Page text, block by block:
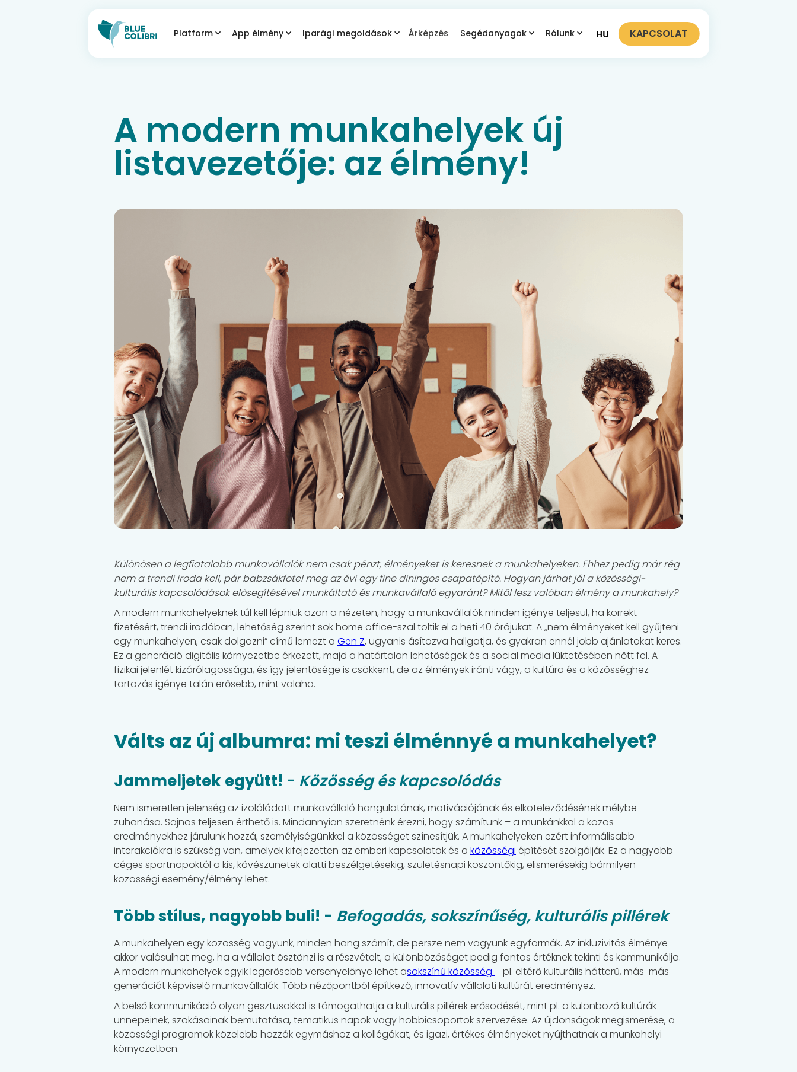
Platform App élmény Iparági megoldások Árképzés Segédanyagok Rólunk HU KAPCSOLAT
A modern munkahelyek új
listavezetője: az élmény!
Különösen a legfiatalabb munkavállalók nem csak pénzt, élményeket is keresnek a munkahelyeken. Ehhez pedig már rég
nem a trendi iroda kell, pár babzsákfotel meg az évi egy fine diningos csapatépítő. Hogyan járhat jól a közösségi-
kulturális kapcsolódások elősegítésével munkáltató és munkavállaló egyaránt? Mitől lesz valóban élmény a munkahely?
A modern munkahelyeknek túl kell lépniük azon a nézeten, hogy a munkavállalók minden igénye teljesül, ha korrekt
fizetésért, trendi irodában, lehetőség szerint sok home office-szal töltik el a heti 40 órájukat. A „nem élményeket kell gyűjteni
egy munkahelyen, csak dolgozni” című lemezt a Gen Z, ugyanis ásítozva hallgatja, és gyakran ennél jobb ajánlatokat keres.
Ez a generáció digitális környezetbe érkezett, majd a határtalan lehetőségek és a social media lüktetésében nőtt fel. A
fizikai jelenlét kizárólagossága, és így jelentősége is csökkent, de az élmények iránti vágy, a kultúra és a közösséghez
tartozás igénye talán erősebb, mint valaha.
Válts az új albumra: mi teszi élménnyé a munkahelyet?
Jammeljetek együtt! - Közösség és kapcsolódás
Nem ismeretlen jelenség az izolálódott munkavállaló hangulatának, motivációjának és elköteleződésének mélybe
zuhanása. Sajnos teljesen érthető is. Mindannyian szeretnénk érezni, hogy számítunk – a munkánkkal a közös
eredményekhez járulunk hozzá, személyiségünkkel a közösséget színesítjük. A munkahelyeken ezért informálisabb
interakciókra is szükség van, amelyek kifejezetten az emberi kapcsolatok és a közösségi építését szolgálják. Ez a nagyobb
céges sportnapoktól a kis, kávészünetek alatti beszélgetésekig, születésnapi köszöntőkig, elismerésekig bármilyen
közösségi esemény/élmény lehet.
Több stílus, nagyobb buli! - Befogadás, sokszínűség, kulturális pillérek‍
A munkahelyen egy közösség vagyunk, minden hang számít, de persze nem vagyunk egyformák. Az inkluzivitás élménye
akkor valósulhat meg, ha a vállalat ösztönzi is a részvételt, a különbözőséget pedig fontos értéknek tekinti és kommunikálja.
A modern munkahelyek egyik legerősebb versenyelőnye lehet asokszínű közösség – pl. eltérő kulturális hátterű, más-más
generációt képviselő munkavállalók. Több nézőpontból építkező, innovatív vállalati kultúrát eredményez.
A belső kommunikáció olyan gesztusokkal is támogathatja a kulturális pillérek erősödését, mint pl. a különböző kultúrák
ünnepeinek, szokásainak bemutatása, tematikus napok vagy hobbicsoportok szervezése. Az újdonságok megismerése, a
közösségi programok közelebb hozzák egymáshoz a kollégákat, és igazi, értékes élményeket nyújthatnak a munkahelyi
környezetben.